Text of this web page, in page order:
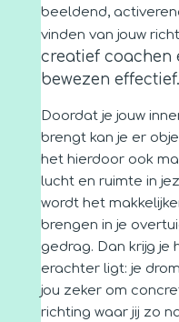
beeldend,
vinden van jouw
creatief coachen
bewezen effectief.
Doordat je jouw
brengt kan je er
het hierdoor ook
lucht en ruimte in
wordt het
brengen in je
gedrag. Dan krijg je
erachter ligt: je
jou zeker om
richting waar jij zo